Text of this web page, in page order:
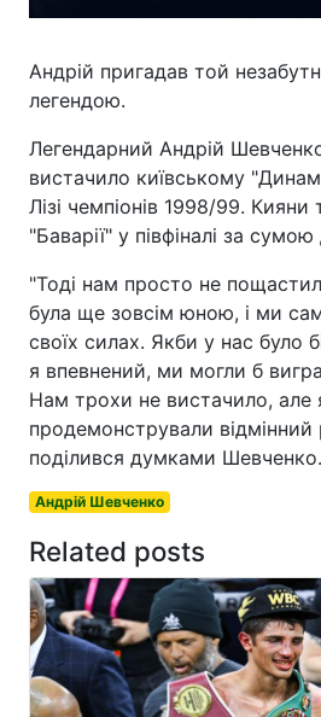
Андрій пригадав той
легендою.
Легендарний Андрій
вистачило київському
Лізі чемпіонів 1998/99. Кияни
"Баварії" у півфіналі за
"Тоді нам просто не
була ще зовсім юною, і ми
своїх силах. Якби у нас було
я впевнений, ми могли б
Нам трохи не вистачило,
продемонстрували відмінний
поділився думками Шевченко.
Андрій Шевченко
Related posts